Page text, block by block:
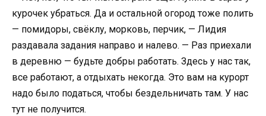
курочек убраться. Да и остальной огород тоже полить
— помидоры, свёклу, морковь, перчик, — Лидия
раздавала задания направо и налево. — Раз приехали
в деревню — будьте добры работать. Здесь у нас так,
все работают, а отдыхать некогда. Это вам на курорт
надо было податься, чтобы бездельничать там. У нас
тут не получится.